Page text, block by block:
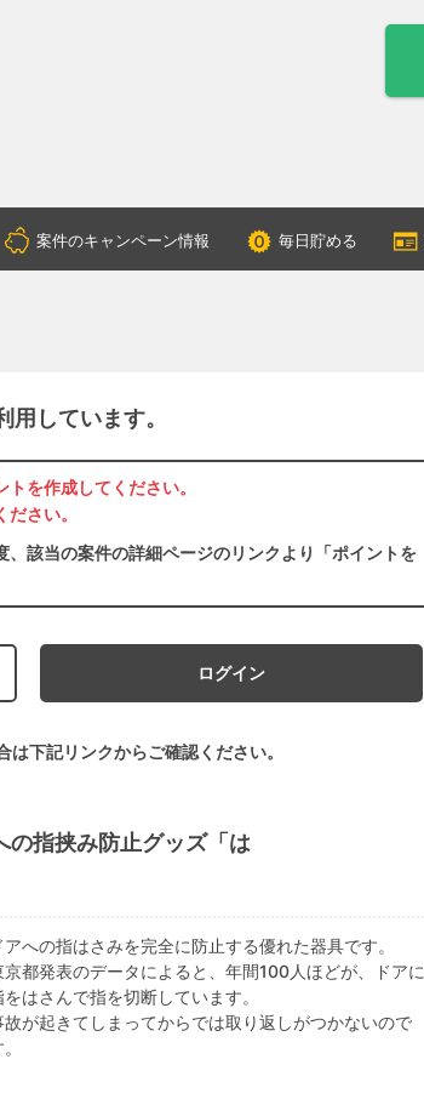
案件のキャンペーン情報 毎日貯める
しています。
トを作成してください。
ださい。
該当の案件の詳細ページのリンクより「ポイントを
ログイン
下記リンクからご確認ください。
指挟み防止グッズ「は
アへの指はさみを完全に防止する優れた器具です。
京都発表のデータによると、年間100人ほどが、ドアに
をはさんで指を切断しています。
故が起きてしまってからでは取り返しがつかないので